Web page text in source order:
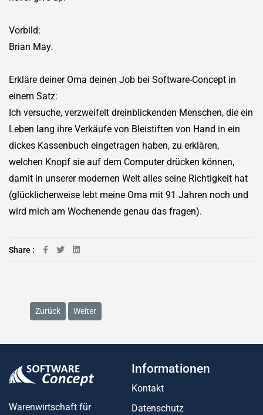
Vorbild:
Brian May.
Erkläre deiner Oma deinen Job bei Software-Concept in
einem Satz:
Ich versuche, verzweifelt dreinblickenden Menschen, die ein
Leben lang ihre Verkäufe von Bleistiften von Hand in ein
dickes Kassenbuch eingetragen haben, zu erklären,
welchen Knopf sie auf dem Computer drücken können,
damit in unserer modernen Welt alles seine Richtigkeit hat
(glücklicherweise lebt meine Oma mit 91 Jahren noch und
wird mich am Wochenende genau das fragen).
Share :
Vorheriger Beitrag: Software-Concept unterstützt den
Zurück Nächster Beitrag: Das war RE:CONNECT – Unser
Weiter
Warenwirtschaft für
Informationen
Kontakt
Datenschutz